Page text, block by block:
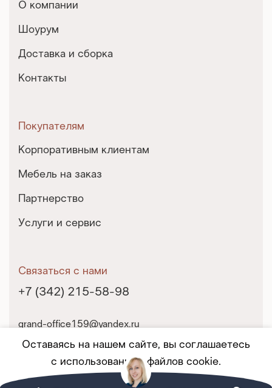
О компании
Шоурум
Доставка и сборка
Контакты
Покупателям
Корпоративным клиентам
Мебель на заказ
Партнерство
Услуги и сервис
Связаться с нами
+7 (342) 215-58-98
grand-office159@yandex.ru
г. Пермь, ул. Екатерининская, 10
© 2025 Гранд-Офис. Все права защищены.
Оставаясь на нашем сайте, вы соглашаетесь
с использованием файлов cookie.